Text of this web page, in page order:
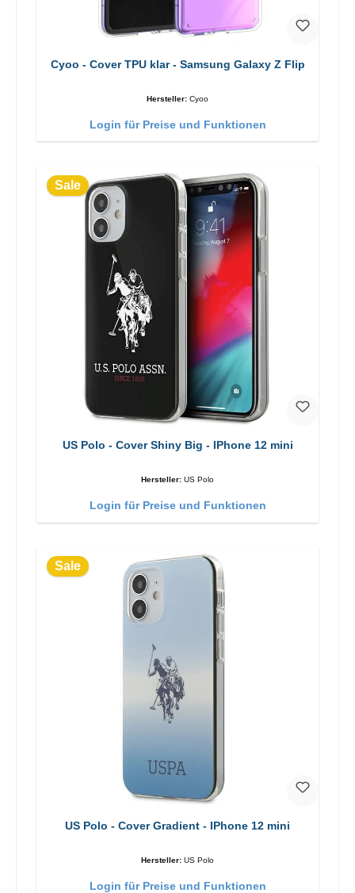
Cyoo - Cover TPU klar - Samsung Galaxy Z Flip
Hersteller: Cyoo
Login für Preise und Funktionen
Sale
US Polo - Cover Shiny Big - IPhone 12 mini
Hersteller: US Polo
Login für Preise und Funktionen
Sale
US Polo - Cover Gradient - IPhone 12 mini
Hersteller: US Polo
Login für Preise und Funktionen